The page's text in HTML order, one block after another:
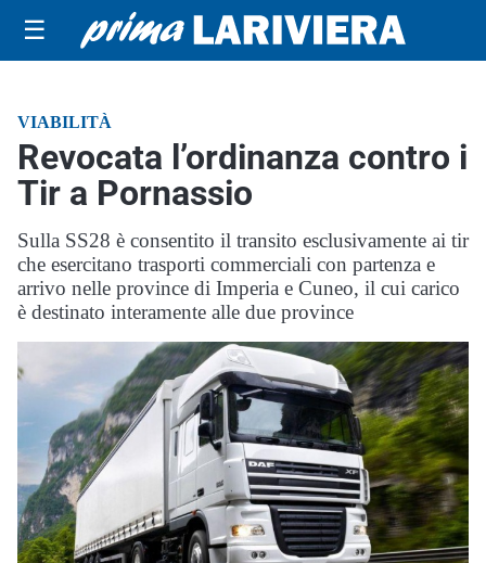
☰
VIABILITÀ
Revocata l’ordinanza contro i
Tir a Pornassio
Sulla SS28 è consentito il transito esclusivamente ai tir
che esercitano trasporti commerciali con partenza e
arrivo nelle province di Imperia e Cuneo, il cui carico
è destinato interamente alle due province